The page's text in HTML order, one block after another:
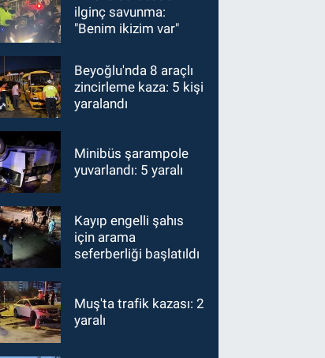
ilginç savunma:
"Benim ikizim var"
Beyoğlu'nda 8 araçlı
zincirleme kaza: 5 kişi
yaralandı
Minibüs şarampole
yuvarlandı: 5 yaralı
Kayıp engelli şahıs
için arama
seferberliği başlatıldı
Muş'ta trafik kazası: 2
yaralı